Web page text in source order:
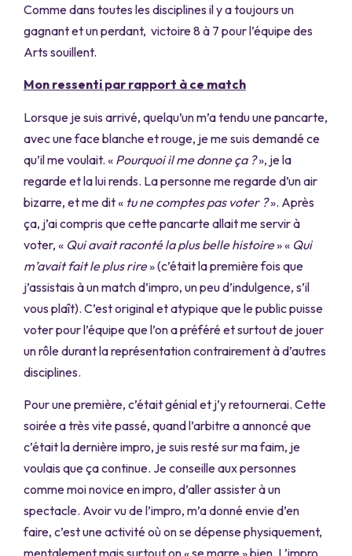
Comme dans toutes les disciplines il y a toujours un
gagnant et un perdant, victoire 8 à 7 pour l’équipe des
Arts souillent.
Mon ressenti par rapport à ce match
Lorsque je suis arrivé, quelqu’un m’a tendu une pancarte,
avec une face blanche et rouge, je me suis demandé ce
qu’il me voulait. « Pourquoi il me donne ça ?», je la
regarde et la lui rends. La personne me regarde d’un air
bizarre, et me dit « tu ne comptes pas voter ?». Après
ça, j’ai compris que cette pancarte allait me servir à
voter, « Qui avait raconté la plus belle histoire» « Qui
m’avait fait le plus rire» (c’était la première fois que
j’assistais à un match d’impro, un peu d’indulgence, s’il
vous plaît). C’est original et atypique que le public puisse
voter pour l’équipe que l’on a préféré et surtout de jouer
un rôle durant la représentation contrairement à d’autres
disciplines.
Pour une première, c’était génial et j’y retournerai. Cette
soirée a très vite passé, quand l’arbitre a annoncé que
c’était la dernière impro, je suis resté sur ma faim, je
voulais que ça continue. Je conseille aux personnes
comme moi novice en impro, d’aller assister à un
spectacle. Avoir vu de l’impro, m’a donné envie d’en
faire, c’est une activité où on se dépense physiquement,